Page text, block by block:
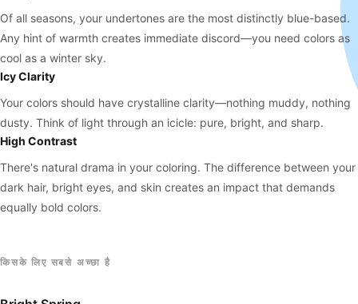
Of all seasons, your undertones are the most distinctly blue-based.
Any hint of warmth creates immediate discord—you need colors as
cool as a winter sky.
Icy Clarity
Your colors should have crystalline clarity—nothing muddy, nothing
dusty. Think of light through an icicle: pure, bright, and sharp.
High Contrast
There's natural drama in your coloring. The difference between your
dark hair, bright eyes, and skin creates an impact that demands
equally bold colors.
किसके लिए सबसे अच्छा है